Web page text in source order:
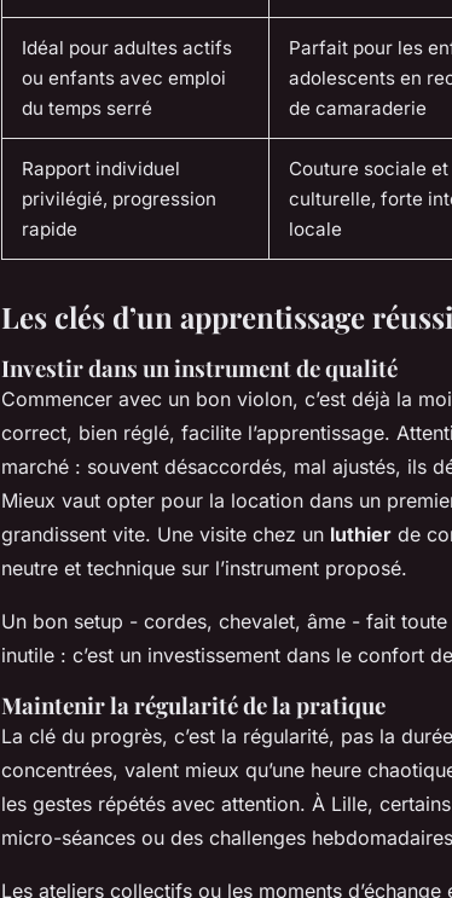
Idéal pour adultes actifs
ou enfants avec emploi
du temps serré
Parfait pour les
adolescents en
de camaraderie
Rapport individuel
privilégié, progression
rapide
Couture sociale et
culturelle, forte
locale
Les clés d’un apprentissage
Investir dans un instrument de qualité
Commencer avec un bon violon, c’est déjà la
correct, bien réglé, facilite l’apprentissage.
marché : souvent désaccordés, mal ajustés, ils
Mieux vaut opter pour la location dans un
grandissent vite. Une visite chez un luthier de
neutre et technique sur l’instrument proposé.
Un bon setup - cordes, chevalet, âme - fait
inutile : c’est un investissement dans le confort
Maintenir la régularité de la pratique
La clé du progrès, c’est la régularité, pas la
concentrées, valent mieux qu’une heure
les gestes répétés avec attention. À Lille,
micro-séances ou des challenges
Les ateliers collectifs ou les moments